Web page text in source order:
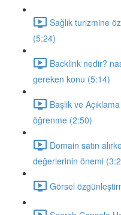
Sağlık turizmine
(5:24)
Backlink nedir?
gereken konu (5:14)
Başlık ve
öğrenme (2:50)
Domain satın
değerlerinin önemi
Görsel